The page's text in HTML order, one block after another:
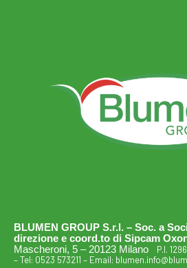
BLUMEN GROUP S.r.l. – Soc. a
direzione e coord.to di Sipcam
Mascheroni, 5 – 20123 Milano P.I.
– Tel: 0523 573211 – Email: